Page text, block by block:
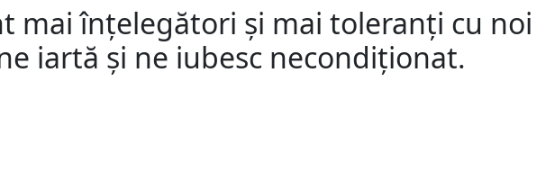
mai înțelegători și mai toleranți cu noi
iartă și ne iubesc necondiționat.